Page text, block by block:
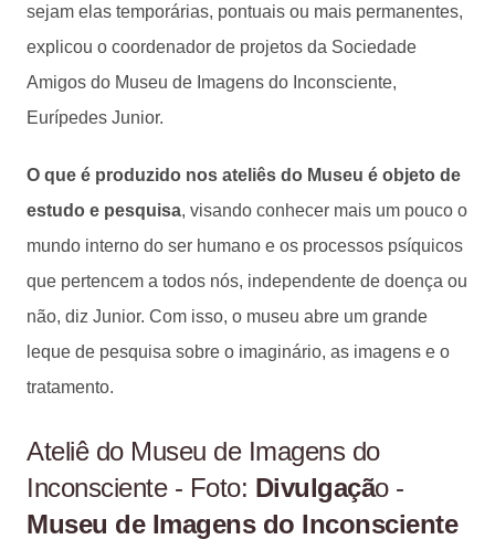
sejam elas temporárias, pontuais ou mais permanentes,
explicou o coordenador de projetos da Sociedade
Amigos do Museu de Imagens do Inconsciente,
Eurípedes Junior.
O que é produzido nos ateliês do Museu é objeto de
estudo e pesquisa, visando conhecer mais um pouco o
mundo interno do ser humano e os processos psíquicos
que pertencem a todos nós, independente de doença ou
não, diz Junior. Com isso, o museu abre um grande
leque de pesquisa sobre o imaginário, as imagens e o
tratamento.
Ateliê do Museu de Imagens do
Inconsciente - Foto: Divulgação -
Museu de Imagens do Inconsciente